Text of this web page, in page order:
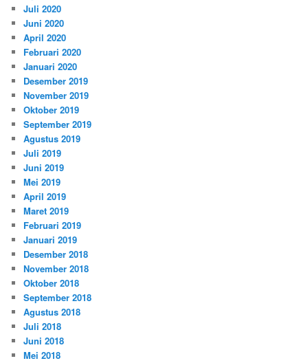
Juli 2020
Juni 2020
April 2020
Februari 2020
Januari 2020
Desember 2019
November 2019
Oktober 2019
September 2019
Agustus 2019
Juli 2019
Juni 2019
Mei 2019
April 2019
Maret 2019
Februari 2019
Januari 2019
Desember 2018
November 2018
Oktober 2018
September 2018
Agustus 2018
Juli 2018
Juni 2018
Mei 2018